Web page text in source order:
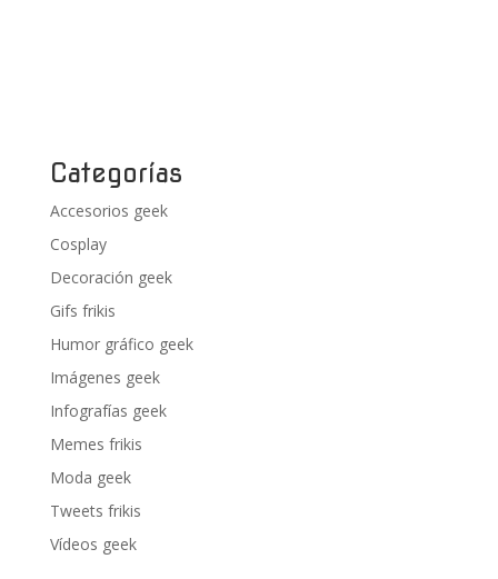
Categorías
Accesorios geek
Cosplay
Decoración geek
Gifs frikis
Humor gráfico geek
Imágenes geek
Infografías geek
Memes frikis
Moda geek
Tweets frikis
Vídeos geek